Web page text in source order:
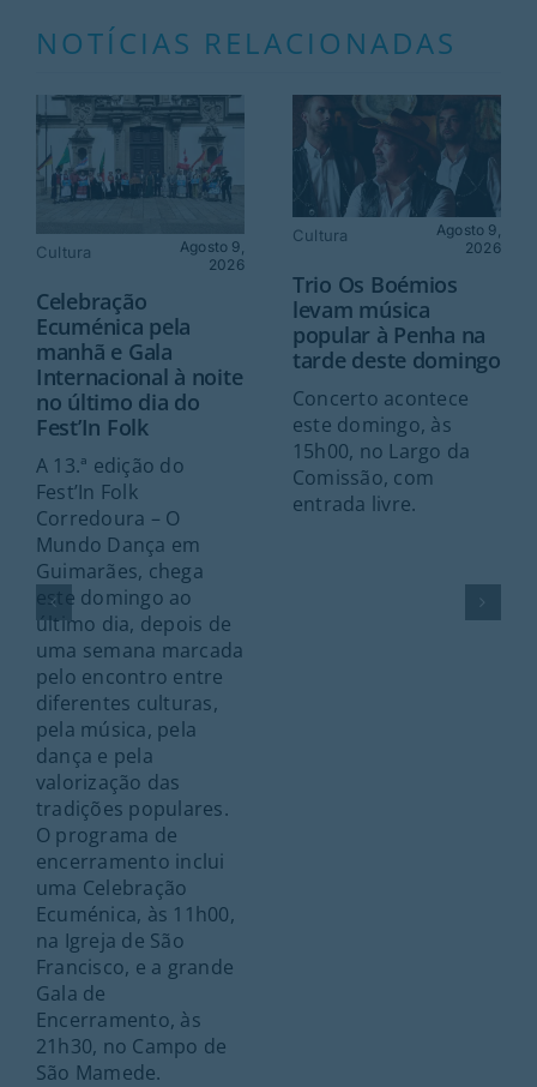
NOTÍCIAS RELACIONADAS
Cultura
Agosto 9,
2026
Celebração
Ecuménica pela
manhã e Gala
Internacional à noite
no último dia do
Fest’In Folk
A 13.ª edição do
Fest’In Folk
Corredoura – O
Mundo Dança em
Guimarães, chega
este domingo ao
último dia, depois de
uma semana marcada
pelo encontro entre
diferentes culturas,
pela música, pela
dança e pela
valorização das
tradições populares.
O programa de
encerramento inclui
uma Celebração
Ecuménica, às 11h00,
na Igreja de São
Francisco, e a grande
Gala de
Encerramento, às
21h30, no Campo de
São Mamede.
Cultura
Agosto 9,
2026
Trio Os Boémios
levam música
popular à Penha na
tarde deste domingo
Concerto acontece
este domingo, às
15h00, no Largo da
Comissão, com
entrada livre.